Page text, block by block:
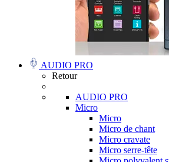
AUDIO PRO
Retour
AUDIO PRO
Micro
Micro
Micro de chant
Micro cravate
Micro serre-tête